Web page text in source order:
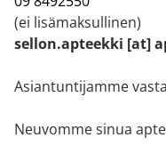
(ei lisämaksullinen)
sellon.apteekki [at]
Asiantuntijamme
Neuvomme sinua